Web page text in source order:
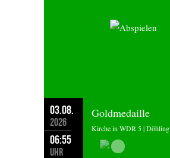
03.08.
2026
06:55
Uhr
Goldmedaille
Kirche in WDR 5 | Döhling